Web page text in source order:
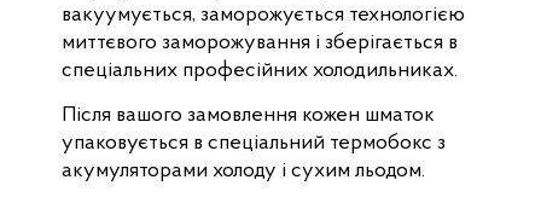
Після вашого замовлення кожен шматок
упаковується в спеціальний термобокс з
акумуляторами холоду і сухим льодом.
вакуумується, заморожується технологією
миттєвого заморожування і зберігається в
спеціальних професійних холодильниках.